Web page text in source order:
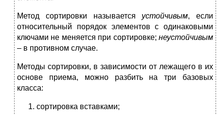
Метод сортировки называется устойчивым, если
относительный порядок элементов с одинаковыми
ключами не меняется при сортировке; неустойчивым
– в противном случае.
Методы сортировки, в зависимости от лежащего в их
основе приема, можно разбить на три базовых
класса:
сортировка вставками;